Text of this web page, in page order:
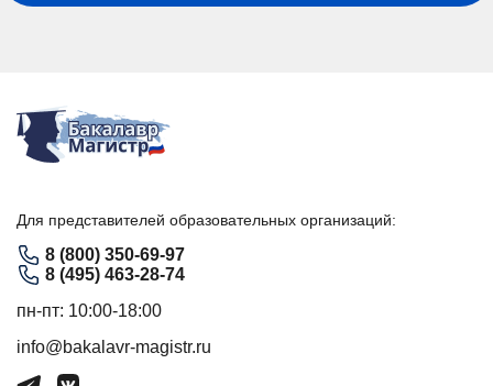
Для представителей образовательных организаций:
8 (800) 350-69-97
8 (495) 463-28-74
пн-пт: 10:00-18:00
info@bakalavr-magistr.ru